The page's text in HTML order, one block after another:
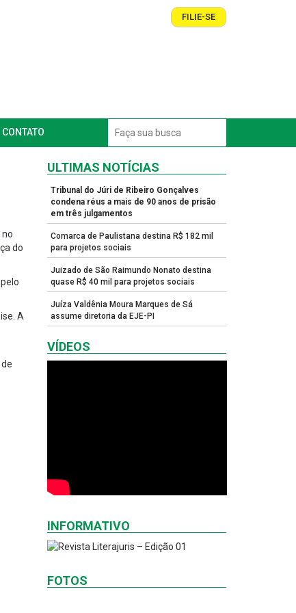
FILIE-SE
CONTATO
do
A
ULTIMAS NOTÍCIAS
Tribunal do Júri de Ribeiro Gonçalves
condena réus a mais de 90 anos de prisão
em três julgamentos
Comarca de Paulistana destina R$ 182 mil
para projetos sociais
Juizado de São Raimundo Nonato destina
quase R$ 40 mil para projetos sociais
Juíza Valdênia Moura Marques de Sá
assume diretoria da EJE-PI
VÍDEOS
INFORMATIVO
FOTOS